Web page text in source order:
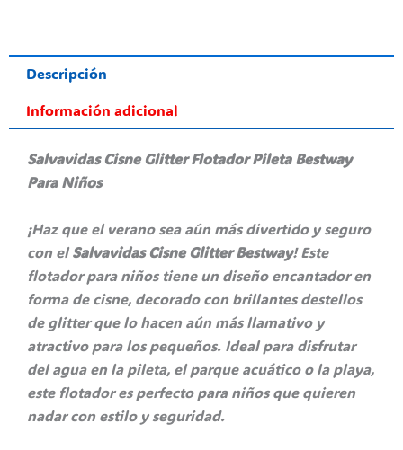
Descripción
Información adicional
Salvavidas Cisne Glitter Flotador Pileta Bestway
Para Niños
¡Haz que el verano sea aún más divertido y seguro
con elSalvavidas Cisne Glitter Bestway! Este
flotador para niños tiene un diseño encantador en
forma de cisne, decorado con brillantes destellos
de glitter que lo hacen aún más llamativo y
atractivo para los pequeños. Ideal para disfrutar
del agua en la pileta, el parque acuático o la playa,
este flotador es perfecto para niños que quieren
nadar con estilo y seguridad.